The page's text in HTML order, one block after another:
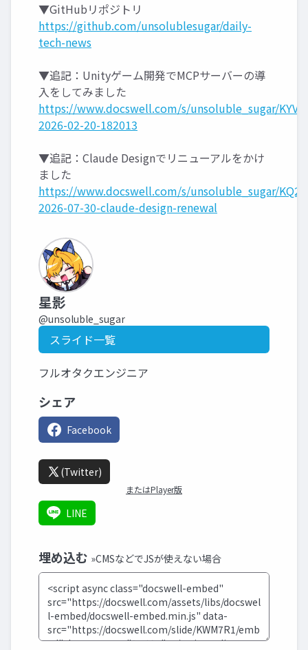
▼GitHubリポジトリ
https://github.com/unsolublesugar/daily-
tech-news
▼追記：Unityゲーム開発でMCPサーバーの導
入をしてみました
https://www.docswell.com/s/unsoluble_sugar/
2026-02-20-182013
▼追記：Claude Designでリニューアルをかけ
ました
https://www.docswell.com/s/unsoluble_sugar/
2026-07-30-claude-design-renewal
星影
@unsoluble_sugar
スライド一覧
フルオタクエンジニア
シェア
Facebook
(Twitter)
またはPlayer版
LINE
埋め込む »CMSなどでJSが使えない場合